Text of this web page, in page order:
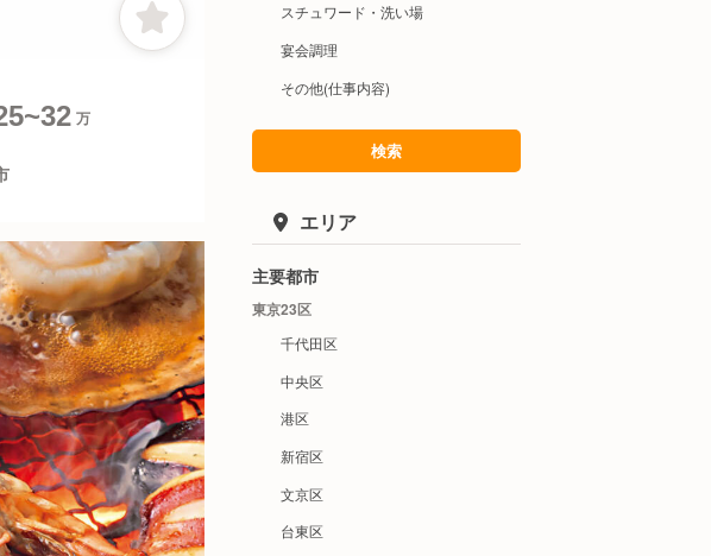
スチュワード・洗い場
宴会調理
その他(仕事内容)
検索
エリア
主要都市
東京23区
千代田区
中央区
港区
新宿区
文京区
台東区